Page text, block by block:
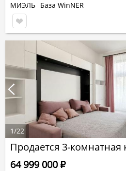
МИЭЛЬ База WinNER
Продается 3-комнатная
64 999 000Р
1/22